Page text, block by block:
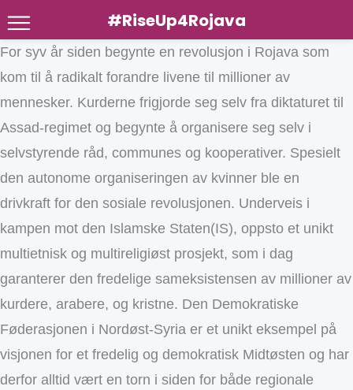
Skip
to
content
For syv år siden begynte en revolusjon i Rojava som
kom til å radikalt forandre livene til millioner av
mennesker. Kurderne frigjorde seg selv fra diktaturet til
Assad-regimet og begynte å organisere seg selv i
selvstyrende råd, communes og kooperativer. Spesielt
den autonome organiseringen av kvinner ble en
drivkraft for den sosiale revolusjonen. Underveis i
kampen mot den Islamske Staten(IS), oppsto et unikt
multietnisk og multireligiøst prosjekt, som i dag
garanterer den fredelige sameksistensen av millioner av
kurdere, arabere, og kristne. Den Demokratiske
Føderasjonen i Nordøst-Syria er et unikt eksempel på
visjonen for et fredelig og demokratisk Midtøsten og har
derfor alltid vært en torn i siden for både regionale
#RiseUp4Rojava